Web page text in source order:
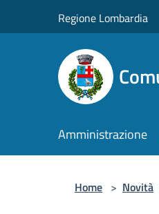
Regione Lombardia
Amministrazione
Home > Novità